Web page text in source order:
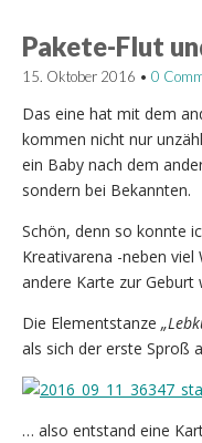
Pakete-Flut
15. Oktober 2016 • 0
Das eine hat mit dem
kommen nicht nur
ein Baby nach dem
sondern bei Bekannten.
Schön, denn so konnte
Kreativarena -neben
andere Karte zur Geburt
Die Elementstanze
als sich der erste Sproß
… also entstand eine